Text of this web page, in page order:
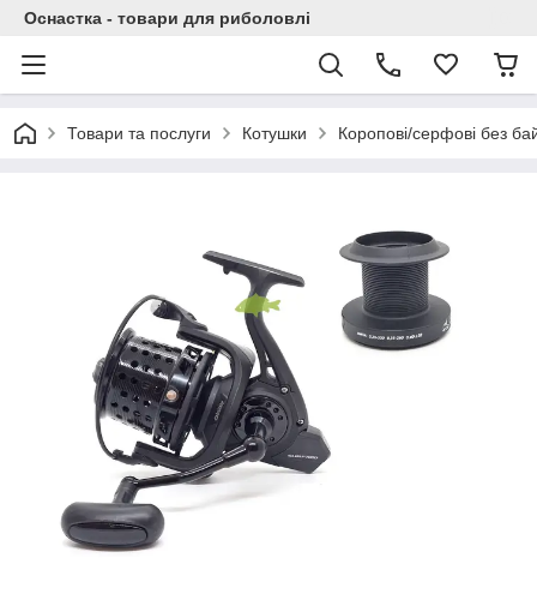
Оснастка - товари для риболовлі
Товари та послуги Котушки Коропові/серфові без